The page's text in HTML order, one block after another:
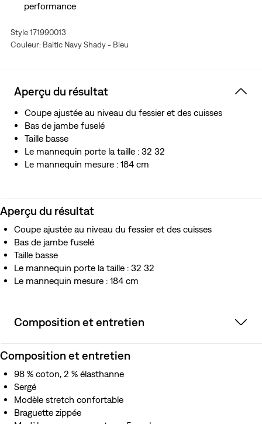
performance
Style 171990013
Couleur: Baltic Navy Shady - Bleu
Aperçu du résultat
Coupe ajustée au niveau du fessier et des cuisses
Bas de jambe fuselé
Taille basse
Le mannequin porte la taille : 32 32
Le mannequin mesure : 184 cm
Aperçu du résultat
Coupe ajustée au niveau du fessier et des cuisses
Bas de jambe fuselé
Taille basse
Le mannequin porte la taille : 32 32
Le mannequin mesure : 184 cm
Composition et entretien
Composition et entretien
98 % coton, 2 % élasthanne
Sergé
Modèle stretch confortable
Braguette zippée